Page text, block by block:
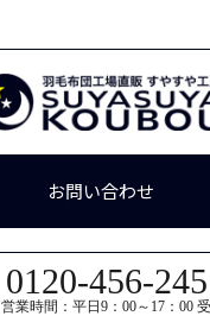
お問い合わせ
0120-456-245
営業時間：平日9：00～17：00